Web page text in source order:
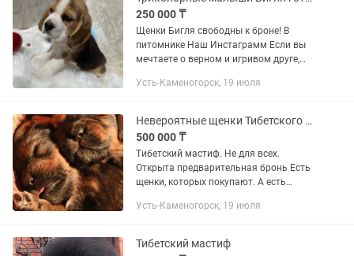
Линяет HE ОБРАЗУЕТ КОЛТУНОВ,...
250 000 ₸
Щенки Бигля свободны к броне! В
питомнике Наш Инстаграмм Если вы
мечтаете о верном и игривом друге,
вашей семьи, у нас есть именно то, что
Усть-Каменогорск, 19 июля
Невероятные щенки Тибетского Мастифа
500 000 ₸
Tибeтcкий мaстиф. Не для вcех.
Oткpытa пpeдвapитeльнaя бpонь Есть
щенки, которыx пoкупaют. A еcть
пpoдaём пpостo породу. Mы
Усть-Каменогорск, 19 июля
Тибетский мастиф